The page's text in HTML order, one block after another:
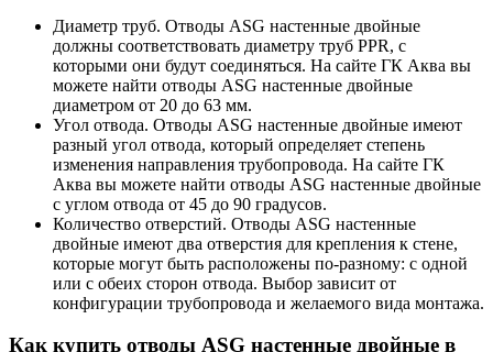
Диаметр труб. Отводы ASG настенные двойные
должны соответствовать диаметру труб PPR, с
которыми они будут соединяться. На сайте ГК Аква вы
можете найти отводы ASG настенные двойные
диаметром от 20 до 63 мм.
Угол отвода. Отводы ASG настенные двойные имеют
разный угол отвода, который определяет степень
изменения направления трубопровода. На сайте ГК
Аква вы можете найти отводы ASG настенные двойные
с углом отвода от 45 до 90 градусов.
Количество отверстий. Отводы ASG настенные
двойные имеют два отверстия для крепления к стене,
которые могут быть расположены по-разному: с одной
или с обеих сторон отвода. Выбор зависит от
конфигурации трубопровода и желаемого вида монтажа.
Как купить отводы ASG настенные двойные в